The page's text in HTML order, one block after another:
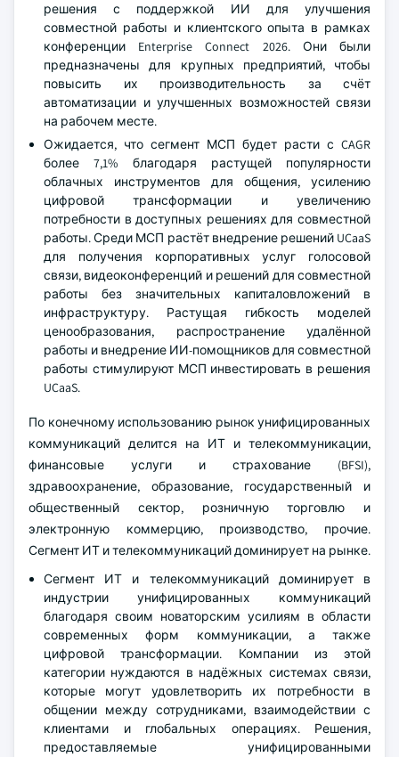
решения с поддержкой ИИ для улучшения
совместной работы и клиентского опыта в рамках
конференции Enterprise Connect 2026. Они были
предназначены для крупных предприятий, чтобы
повысить их производительность за счёт
автоматизации и улучшенных возможностей связи
на рабочем месте.
Ожидается, что сегмент МСП будет расти с CAGR
более 7,1% благодаря растущей популярности
облачных инструментов для общения, усилению
цифровой трансформации и увеличению
потребности в доступных решениях для совместной
работы. Среди МСП растёт внедрение решений UCaaS
для получения корпоративных услуг голосовой
связи, видеоконференций и решений для совместной
работы без значительных капиталовложений в
инфраструктуру. Растущая гибкость моделей
ценообразования, распространение удалённой
работы и внедрение ИИ-помощников для совместной
работы стимулируют МСП инвестировать в решения
UCaaS.
По конечному использованию рынок унифицированных
коммуникаций делится на ИТ и телекоммуникации,
финансовые услуги и страхование (BFSI),
здравоохранение, образование, государственный и
общественный сектор, розничную торговлю и
электронную коммерцию, производство, прочие.
Сегмент ИТ и телекоммуникаций доминирует на рынке.
Сегмент ИТ и телекоммуникаций доминирует в
индустрии унифицированных коммуникаций
благодаря своим новаторским усилиям в области
современных форм коммуникации, а также
цифровой трансформации. Компании из этой
категории нуждаются в надёжных системах связи,
которые могут удовлетворить их потребности в
общении между сотрудниками, взаимодействии с
клиентами и глобальных операциях. Решения,
предоставляемые унифицированными